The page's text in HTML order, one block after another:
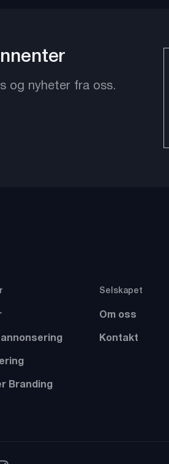
og nyheter fra oss.
Branding
Selskapet
Om oss
Kontakt